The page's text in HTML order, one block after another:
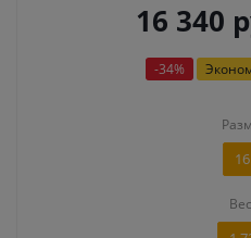
16 340
-34%
16